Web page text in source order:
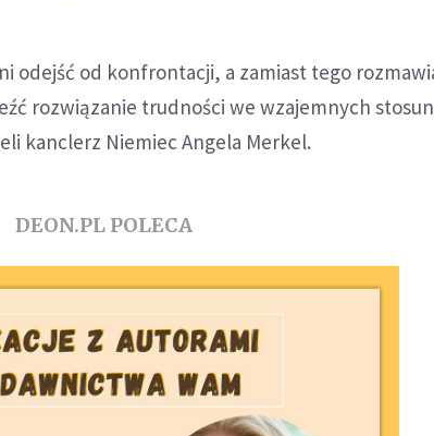
odejść od konfrontacji, a zamiast tego
rozwiązanie trudności we wzajemnych
kanclerz Niemiec Angela Merkel.
DEON.PL POLECA